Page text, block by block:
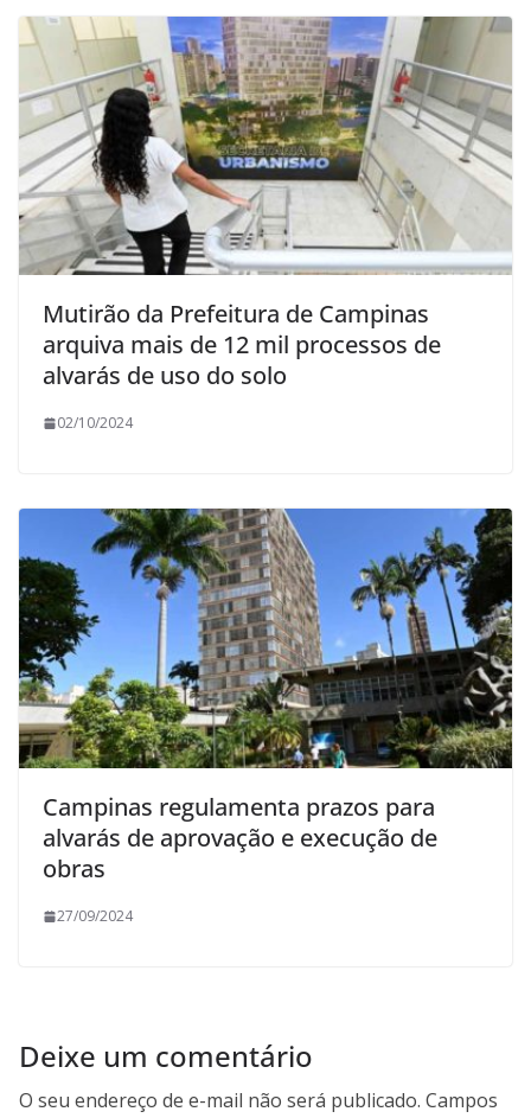
Mutirão da Prefeitura de Campinas
arquiva mais de 12 mil processos de
alvarás de uso do solo
02/10/2024
Campinas regulamenta prazos para
alvarás de aprovação e execução de
obras
27/09/2024
Deixe um comentário
O seu endereço de e-mail não será publicado. Campos